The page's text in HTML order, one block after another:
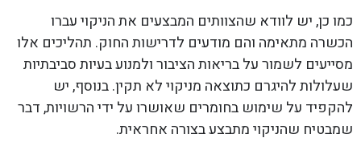
כמו כן, יש לוודא שהצוותים המבצעים את הניקוי עברו
הכשרה מתאימה והם מודעים לדרישות החוק. תהליכים אלו
מסייעים לשמור על בריאות הציבור ולמנוע בעיות סביבתיות
שעלולות להיגרם כתוצאה מניקוי לא תקין. בנוסף, יש
להקפיד על שימוש בחומרים שאושרו על ידי הרשויות, דבר
שמבטיח שהניקוי מתבצע בצורה אחראית.